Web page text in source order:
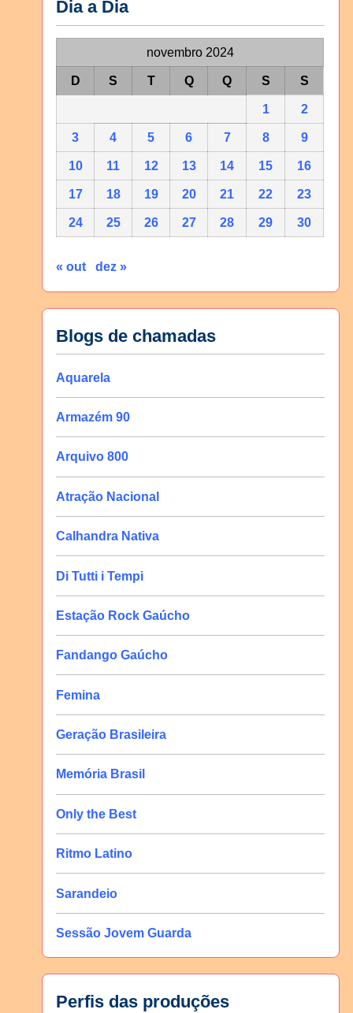
Dia a Dia
novembro 2024
D S T Q Q S S
1 2
3 4 5 6 7 8 9
10 11 12 13 14 15 16
17 18 19 20 21 22 23
24 25 26 27 28 29 30
« out dez »
Blogs de chamadas
Aquarela
Armazém 90
Arquivo 800
Atração Nacional
Calhandra Nativa
Di Tutti i Tempi
Estação Rock Gaúcho
Fandango Gaúcho
Femina
Geração Brasileira
Memória Brasil
Only the Best
Ritmo Latino
Sarandeio
Sessão Jovem Guarda
Perfis das produções